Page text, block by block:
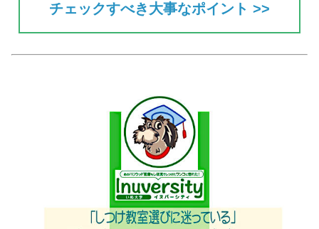
チェックすべき大事なポイント >>